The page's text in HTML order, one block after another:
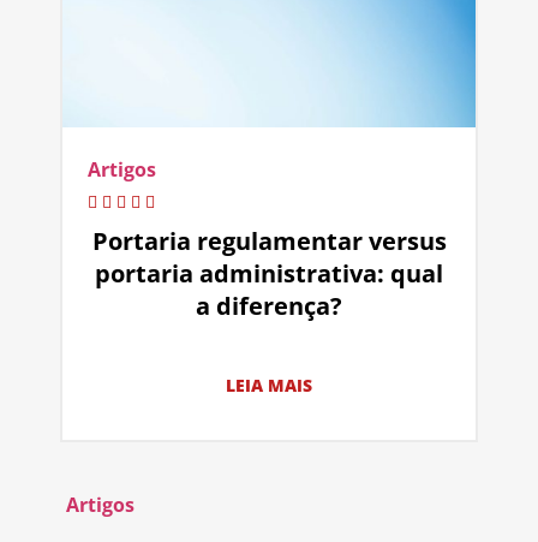
Artigos
Portaria regulamentar versus
portaria administrativa: qual
a diferença?
LEIA MAIS
Artigos